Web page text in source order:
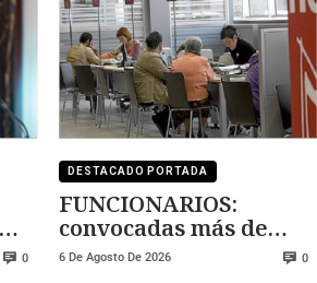
0
DESTACADO PORTADA
FUNCIONARIOS:
convocadas más de
5.000 plazas
6 De Agosto De 2026 0